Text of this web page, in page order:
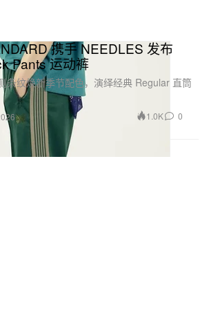
携手 NEEDLES 发布
Pants 运动裤
条纹焕新季节配色，演绎经典 Regular 直筒
1.0K 0